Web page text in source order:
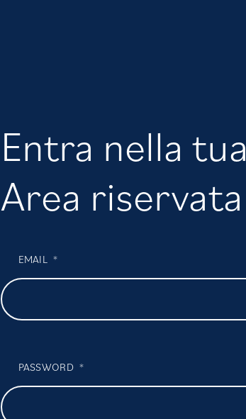
Entra nella tua
Area riservata
EMAIL *
PASSWORD *